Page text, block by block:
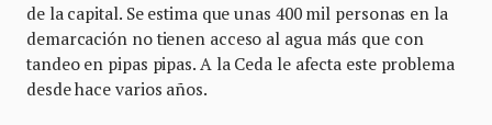
de la capital. Se estima que unas 400 mil personas en la
demarcación no tienen acceso al agua más que con
tandeo en pipas pipas. A la Ceda le afecta este problema
desde hace varios años.